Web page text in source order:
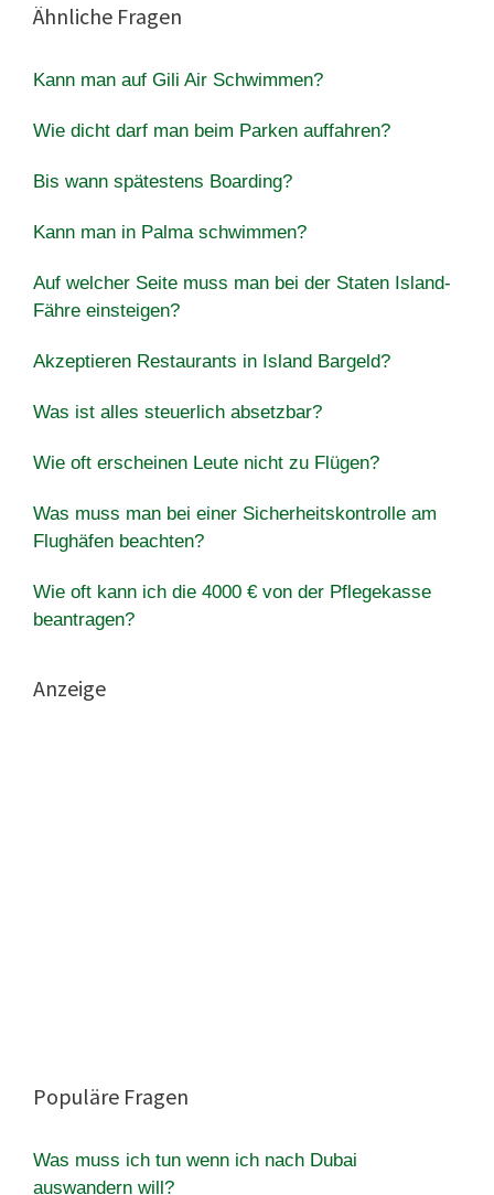
Ähnliche Fragen
Kann man auf Gili Air Schwimmen?
Wie dicht darf man beim Parken auffahren?
Bis wann spätestens Boarding?
Kann man in Palma schwimmen?
Auf welcher Seite muss man bei der Staten Island-
Fähre einsteigen?
Akzeptieren Restaurants in Island Bargeld?
Was ist alles steuerlich absetzbar?
Wie oft erscheinen Leute nicht zu Flügen?
Was muss man bei einer Sicherheitskontrolle am
Flughäfen beachten?
Wie oft kann ich die 4000 € von der Pflegekasse
beantragen?
Anzeige
Populäre Fragen
Was muss ich tun wenn ich nach Dubai
auswandern will?